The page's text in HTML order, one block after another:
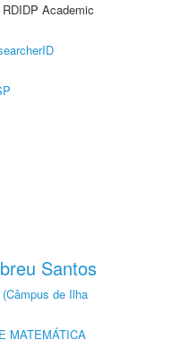
Academic
Santos
de Ilha
MATEMÁTICA